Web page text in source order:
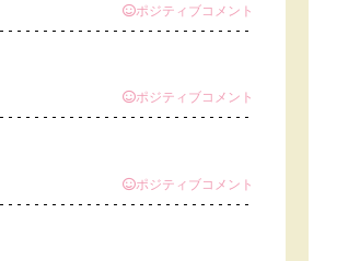
ポジティブコメント
ポジティブコメント
ポジティブコメント